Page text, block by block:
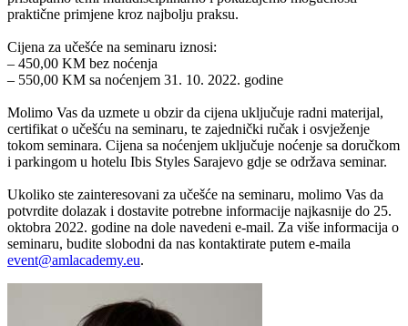
praktične primjene kroz najbolju praksu.
Cijena za učešće na seminaru iznosi:
– 450,00 KM bez noćenja
– 550,00 KM sa noćenjem 31. 10. 2022. godine
Molimo Vas da uzmete u obzir da cijena uključuje radni materijal,
certifikat o učešću na seminaru, te zajednički ručak i osvježenje
tokom seminara. Cijena sa noćenjem uključuje noćenje sa doručkom
i parkingom u hotelu Ibis Styles Sarajevo gdje se održava seminar.
Ukoliko ste zainteresovani za učešće na seminaru, molimo Vas da
potvrdite dolazak i dostavite potrebne informacije najkasnije do 25.
oktobra 2022. godine na dole navedeni e-mail. Za više informacija o
seminaru, budite slobodni da nas kontaktirate putem e-maila
event@amlacademy.eu.